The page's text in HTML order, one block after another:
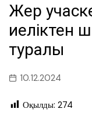
Жер
иеліктен
туралы
10.12.2024
Оқылды: 274